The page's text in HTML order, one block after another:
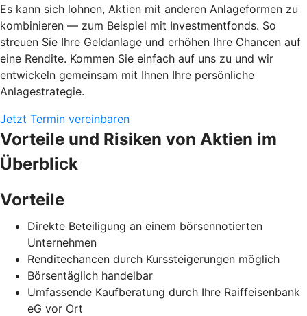
Es kann sich lohnen, Aktien mit anderen Anlageformen zu
kombinieren — zum Beispiel mit Investmentfonds. So
streuen Sie Ihre Geldanlage und erhöhen Ihre Chancen auf
eine Rendite. Kommen Sie einfach auf uns zu und wir
entwickeln gemeinsam mit Ihnen Ihre persönliche
Anlagestrategie.
Jetzt Termin vereinbaren
Vorteile und Risiken von Aktien im
Überblick
Vorteile
Direkte Beteiligung an einem börsennotierten
Unternehmen
Renditechancen durch Kurssteigerungen möglich
Börsentäglich handelbar
Umfassende Kaufberatung durch Ihre Raiffeisenbank
eG vor Ort